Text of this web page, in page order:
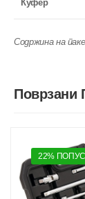
Куфер
Содржина на
Поврзани
22%